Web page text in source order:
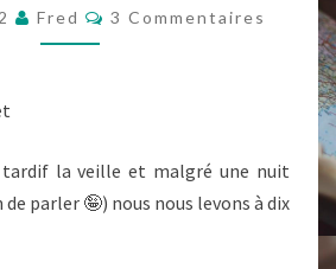
Fred Commentaires
3 Commentaires
tardif la veille et malgré une nuit
parler 🤪) nous nous levons à dix